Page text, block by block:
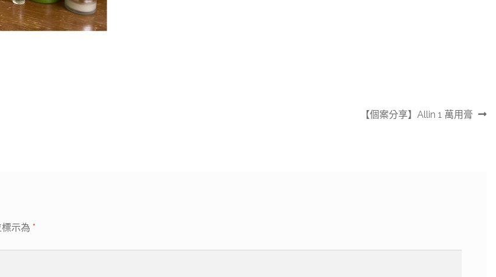
下
【個案分享】Allin 1 萬用膏
示為 *